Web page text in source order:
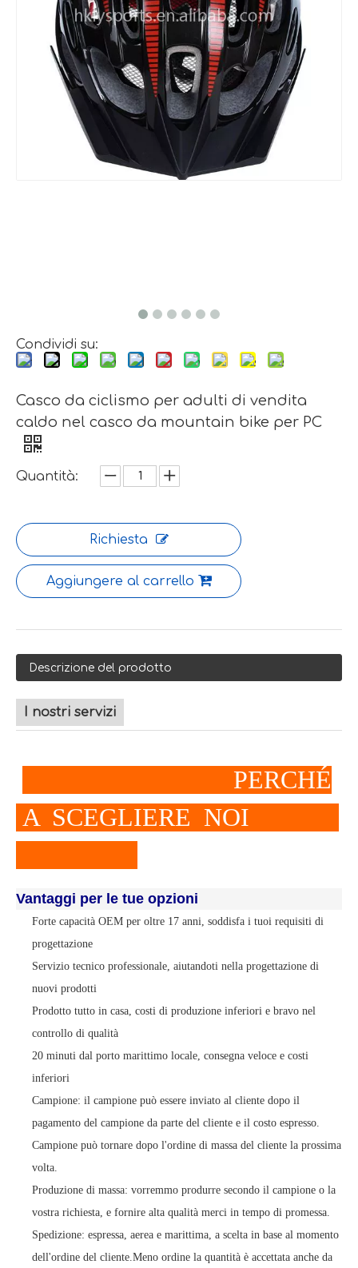
Condividi su:
Casco da ciclismo per adulti di vendita
caldo nel casco da mountain bike per PC
Quantità:
Richiesta
Aggiungere al carrello
Descrizione del prodotto
I nostri servizi
PERCHÉ
A SCEGLIERE NOI
Vantaggi per le tue opzioni
Forte capacità OEM per oltre 17 anni, soddisfa i tuoi requisiti di
progettazione
Servizio tecnico professionale, aiutandoti nella progettazione di
nuovi prodotti
Prodotto tutto in casa, costi di produzione inferiori e bravo nel
controllo di qualità
20 minuti dal porto marittimo locale, consegna veloce e costi
inferiori
Campione: il campione può essere inviato al cliente dopo il
pagamento del campione da parte del cliente e il costo espresso.
Campione può tornare dopo l'ordine di massa del cliente la prossima
volta.
Produzione di massa: vorremmo produrre secondo il campione o la
vostra richiesta, e fornire alta qualità merci in tempo di promessa.
Spedizione: espressa, aerea e marittima, a scelta in base al momento
dell'ordine del cliente.Meno ordine la quantità è accettata anche da